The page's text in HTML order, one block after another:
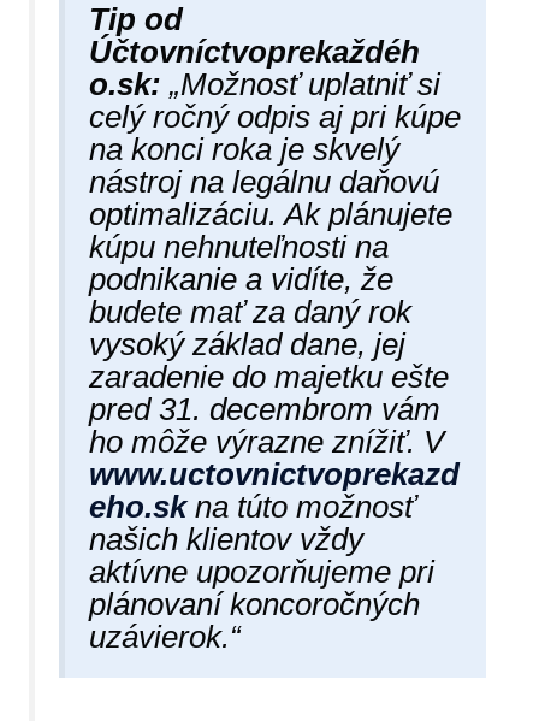
Tip od
Účtovníctvoprekaždéh​
o.sk: „Možnosť uplatniť si
celý ročný odpis aj pri kúpe
na konci roka je skvelý
nástroj na legálnu daňovú
optimalizáciu. Ak plánujete
kúpu nehnuteľnosti na
podnikanie a vidíte, že
budete mať za daný rok
vysoký základ dane, jej
zaradenie do majetku ešte
pred 31. decembrom vám
ho môže výrazne znížiť. V
www.uctovnictvoprekazd
eho.skna túto možnosť
našich klientov vždy
aktívne upozorňujeme pri
plánovaní koncoročných
uzávierok.“